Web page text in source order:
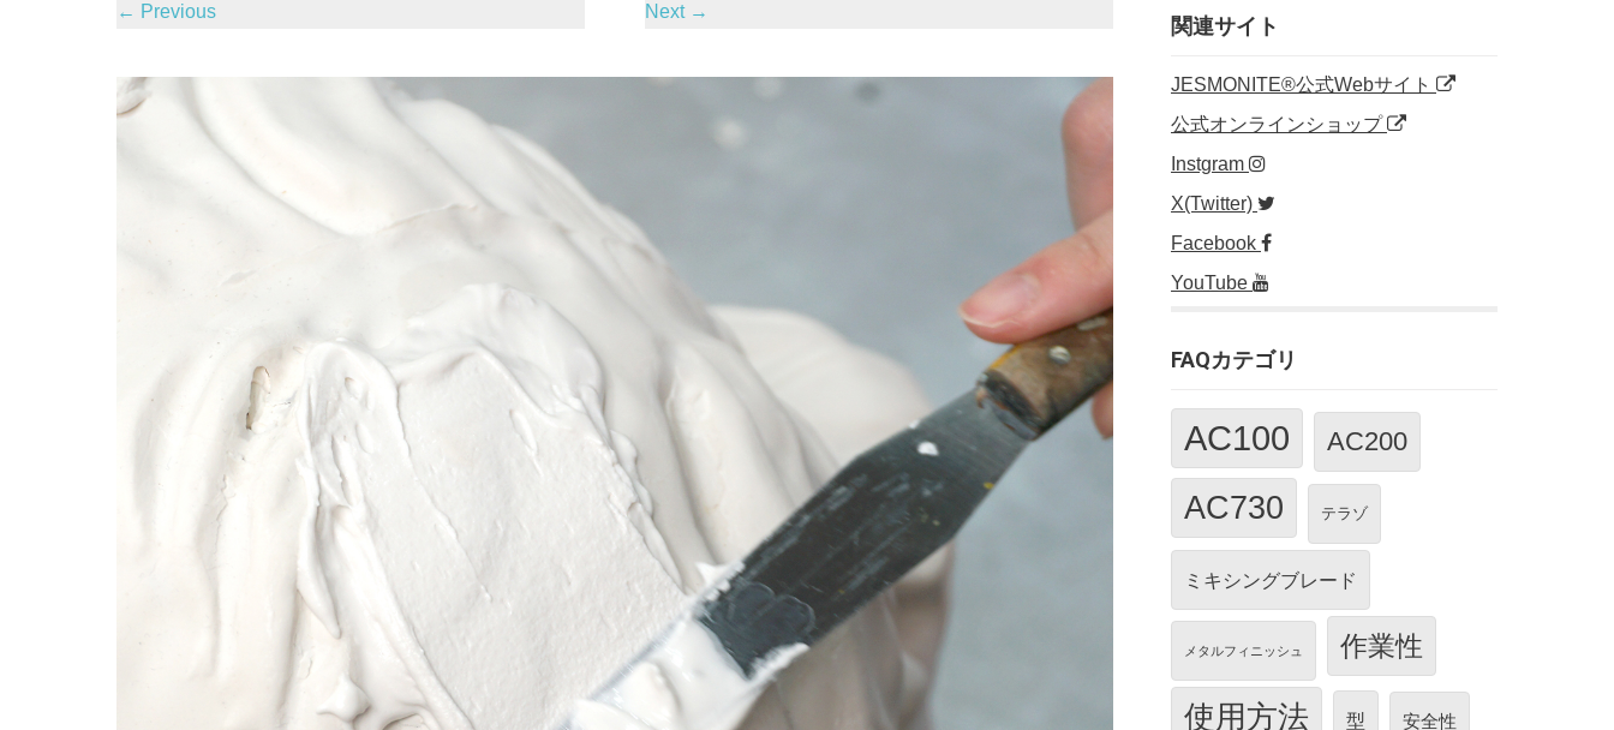
← Previous Next →
関連サイト
JESMONITE®公式Webサイト
公式オンラインショップ
Instgram
X(Twitter)
Facebook
YouTube
FAQカテゴリ
AC100 AC200
AC730 テラゾ
ミキシングブレード
メタルフィニッシュ 作業性
使用方法 型 安全性